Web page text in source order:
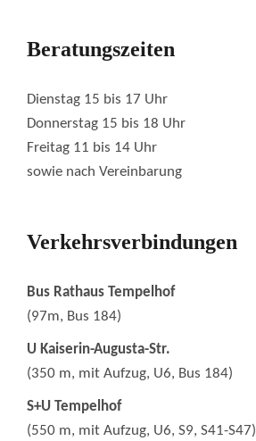
Beratungszeiten
Dienstag 15 bis 17 Uhr
Donnerstag 15 bis 18 Uhr
Freitag 11 bis 14 Uhr
sowie nach Vereinbarung
Verkehrsverbindungen
Bus Rathaus Tempelhof
(97m, Bus 184)
U Kaiserin-Augusta-Str.
(350 m, mit Aufzug, U6, Bus 184)
S+U Tempelhof
(550 m, mit Aufzug, U6, S9, S41-S47)